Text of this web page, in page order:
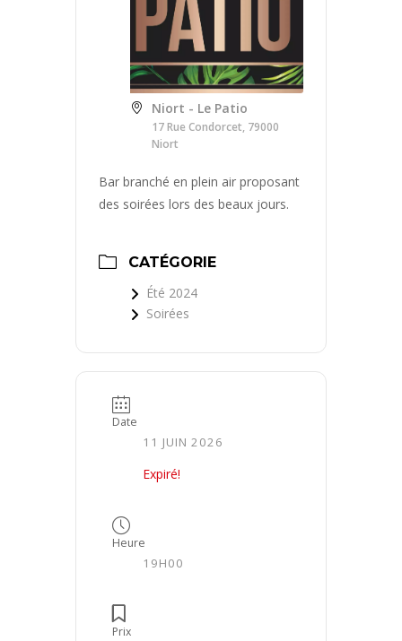
Niort - Le Patio
17 Rue Condorcet, 79000
Niort
Bar branché en plein air proposant
des soirées lors des beaux jours.
CATÉGORIE
Été 2024
Soirées
Date
11 JUIN 2026
Expiré!
Heure
19H00
Prix